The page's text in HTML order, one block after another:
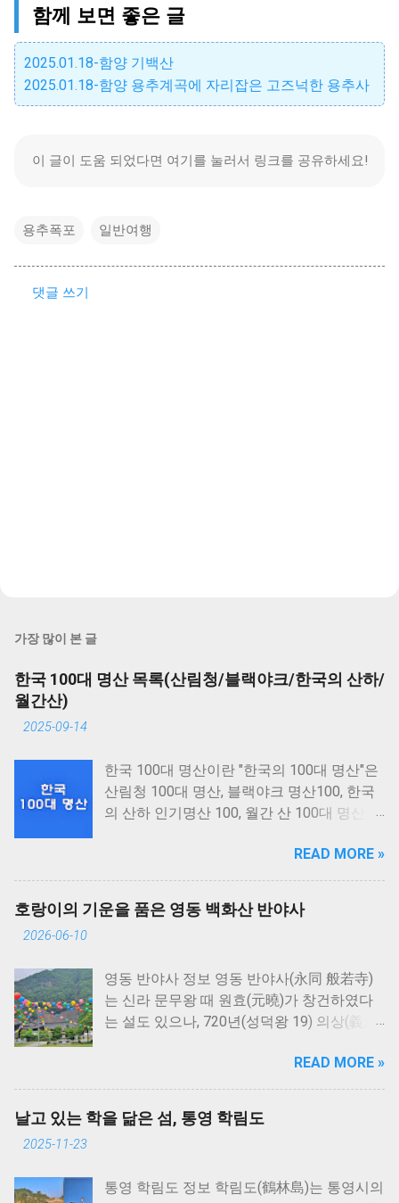
함께 보면 좋은 글
2025.01.18-함양 기백산
2025.01.18-함양 용추계곡에 자리잡은 고즈넉한 용추사
이 글이 도움 되었다면 여기를 눌러서 링크를 공유하세요!
용추폭포 일반여행
댓
댓글 쓰기
가장 많이 본 글
한국 100대 명산 목록(산림청/블랙야크/한국의 산하/
월간산)
2025-09-14
한국 100대 명산이란 "한국의 100대 명산"은
산림청 100대 명산, 블랙야크 명산100, 한국
의 산하 인기명산 100, 월간 산 100대 명산 등
컬어 부르는 이름인데요. 각 기관에서 선정한
100대 명산은 기관별로 중복된 명산을 제외
하고 한국의 100대 명산으로 총 149개가 선
정되었습니다.
READ MORE »
호랑이의 기운을 품은 영동 백화산 반야사
2026-06-10
영동 반야사 정보 영동 반야사(永同 般若寺)
는 신라 문무왕 때 원효(元曉)가 창건하였다
는 설도 있으나, 720년(성덕왕 19) 의상(義湘)
하였다는 것이 정설로 되어 있다. 그 뒤 수차
례의 중수를 거쳐서 1464년(세조 10)세조의
허락을 얻어 크게 중창하였다.세조는 속리산
복천사(福泉寺)에 들러 9일 동안의 법회를 끝
수동자(文殊童子)가 세조에게 따라오라 하면
READ MORE »
날고 있는 학을 닮은 섬, 통영 학림도
2025-11-23
통영 학림도 정보 학림도(鶴林島)는 통영시의